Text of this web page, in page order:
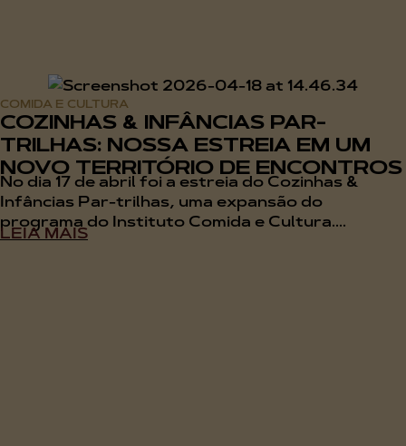
COMIDA E CULTURA
COZINHAS & INFÂNCIAS PAR-
TRILHAS: NOSSA ESTREIA EM UM
NOVO TERRITÓRIO DE ENCONTROS
No dia 17 de abril foi a estreia do Cozinhas &
Infâncias Par-trilhas, uma expansão do
programa do Instituto Comida e Cultura....
LEIA MAIS